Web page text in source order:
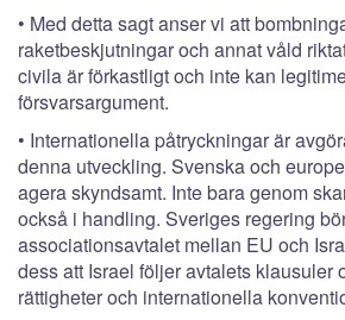
• Med detta sagt anser vi att
raketbeskjutningar och annat våld
civila är förkastligt och inte kan
försvarsargument.
• Internationella påtryckningar är
denna utveckling. Svenska och
agera skyndsamt. Inte bara genom
också i handling. Sveriges regering
associationsavtalet mellan EU och
dess att Israel följer avtalets klausuler
rättigheter och internationella